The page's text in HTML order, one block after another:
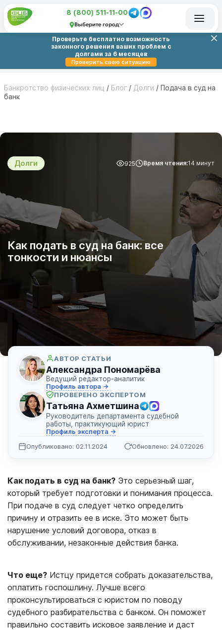
8 (800) 511-11-00
Выберите город
Проверьте бесплатно возможность
законного решения ваших проблем с
долгами за 6 месяцев
Проверить свою ситуацию
Банкротство физических лиц / Блог / Долги / Подача в суд на
банк
Долги 925 Время чтения:14 минут
Как подать в суд на банк: все
тонкости и нюансы
АВТОР СТАТЬИ
Александра Пономарёва
Ведущий редактор-аналитик
Профиль автора →
ПРОВЕРЕНО ЭКСПЕРТОМ
Татьяна Ахметшина
Руководитель департамента судебной
работы, практикующий юрист
Профиль эксперта →
Опубликовано: 02.11.2024
Обновлено: 24.07.2026
Как подать в суд на банк? Это серьезный шаг,
который требует подготовки и понимания процесса.
При подаче в суд следует четко определить
причину и отразить ее в иске. Это может быть
нарушение условий договора, отказ в
обслуживании, незаконные действия банка.
Что еще? Истцу придется собрать доказательства,
оплатить госпошлину. Лучше всего
проконсультироваться с юристом по поводу
судебного разбирательства с банком. Он поможет
правильно составить исковое заявление и даст